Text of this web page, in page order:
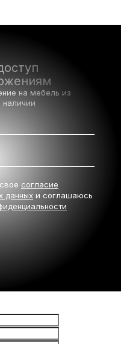
на мебель из
наличии
согласие
данных и соглашаюсь